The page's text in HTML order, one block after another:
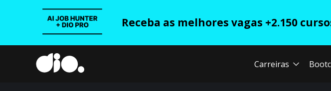
Receba as melhores vagas +2.150
Carreiras